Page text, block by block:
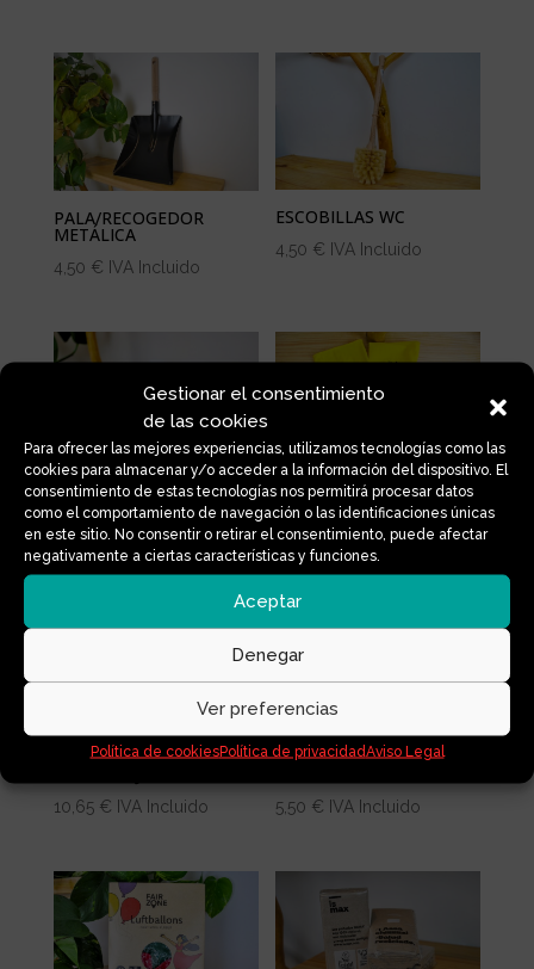
Gestionar el consentimiento
de las cookies
Para ofrecer las mejores experiencias, utilizamos tecnologías como las
cookies para almacenar y/o acceder a la información del dispositivo. El
consentimiento de estas tecnologías nos permitirá procesar datos
como el comportamiento de navegación o las identificaciones únicas
en este sitio. No consentir o retirar el consentimiento, puede afectar
negativamente a ciertas características y funciones.
Aceptar
Denegar
Ver preferencias
Política de cookiesPolítica de privacidadAviso Legal
PALA/RECOGEDOR
METÁLICA
4,50 € IVA Incluido
ESCOBILLAS WC
4,50 € IVA Incluido
CREMA PROTECTORA
MUEBLES MADERA
12,80€ IVA Incluido
GUANTES HOGAR LÁTEX
NATURAL
4,10€ IVA Incluido
10,65 € IVA Incluido 5,50 € IVA Incluido